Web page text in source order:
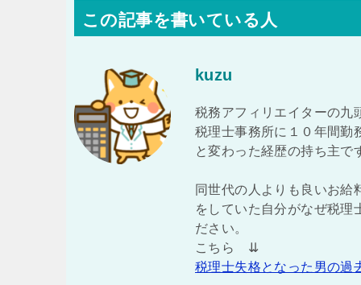
この記事を書いている人
kuzu
税務アフィリエイターの九
税理士事務所に１０年間勤
と変わった経歴の持ち主で
同世代の人よりも良いお給
をしていた自分がなぜ税理
ださい。
こちら ⇊
税理士失格となった男の過